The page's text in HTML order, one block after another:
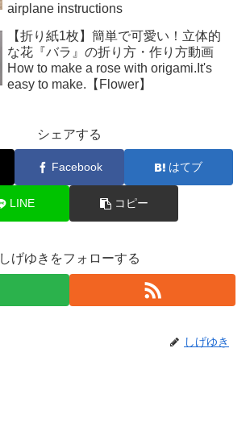
airplane instructions
【折り紙1枚】簡単で可愛い！立体的
な花『バラ』の折り方・作り方動画
How to make a rose with origami.It's
easy to make.【Flower】
シェアする
Facebook はてブ
LINE コピー
しげゆきをフォローする
しげゆき